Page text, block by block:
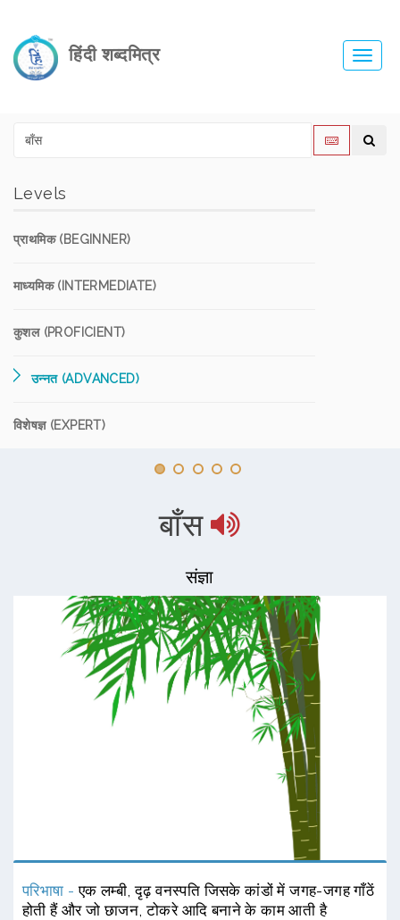
हिंदी शब्दमित्र
Levels
प्राथमिक (BEGINNER)
माध्यमिक (INTERMEDIATE)
कुशल (PROFICIENT)
उन्नत (ADVANCED)
विशेषज्ञ (EXPERT)
बाँस
संज्ञा
परिभाषा -एक लम्बी, दृढ़ वनस्पति जिसके कांडों में जगह-जगह गाँठें
होती हैं और जो छाजन, टोकरे आदि बनाने के काम आती है